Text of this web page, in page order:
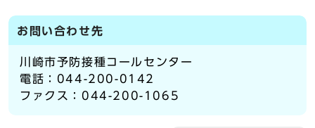
お問い合わせ先
川崎市予防接種コールセンター
電話：044-200-0142
ファクス：044-200-1065